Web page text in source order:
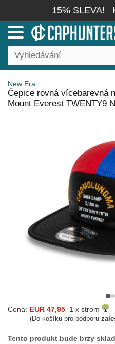
15% SLEVA!
New Era
Čepice rovná vícebarevná
Mount Everest TWENTY9
Cena: EUR 47,95 1 x strom
(Do košíku pro podporu
Tento produkt bude brzy